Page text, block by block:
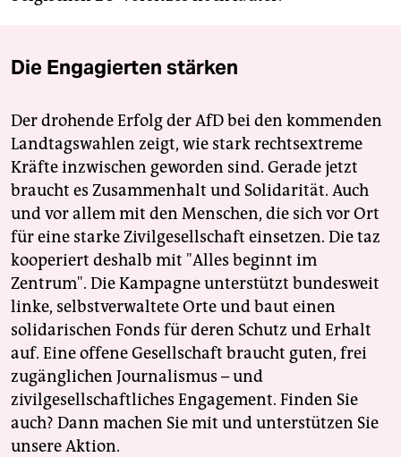
Die Engagierten stärken
Der drohende Erfolg der AfD bei den kommenden
Landtagswahlen zeigt, wie stark rechtsextreme
Kräfte inzwischen geworden sind. Gerade jetzt
braucht es Zusammenhalt und Solidarität. Auch
und vor allem mit den Menschen, die sich vor Ort
für eine starke Zivilgesellschaft einsetzen. Die taz
kooperiert deshalb mit "Alles beginnt im
Zentrum". Die Kampagne unterstützt bundesweit
linke, selbstverwaltete Orte und baut einen
solidarischen Fonds für deren Schutz und Erhalt
auf. Eine offene Gesellschaft braucht guten, frei
zugänglichen Journalismus – und
zivilgesellschaftliches Engagement. Finden Sie
auch? Dann machen Sie mit und unterstützen Sie
unsere Aktion.